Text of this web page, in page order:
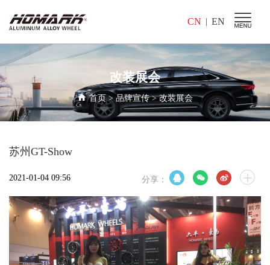
EN
CN
改装展会
首页> 品牌宣传>改装展会
苏州GT-Show
2021-01-04 09:56 分享：